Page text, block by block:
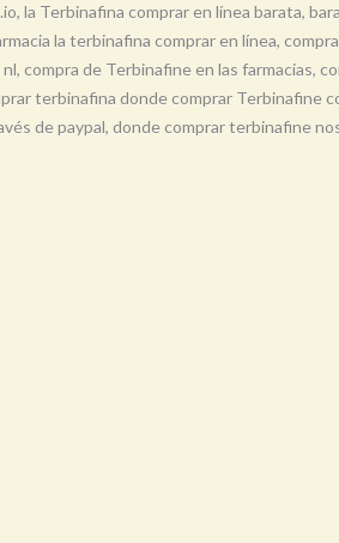
la Terbinafina comprar en línea barata,
la terbinafina comprar en línea,
compra de Terbinafine en las farmacias,
terbinafina donde comprar Terbinafine
de paypal, donde comprar terbinafine